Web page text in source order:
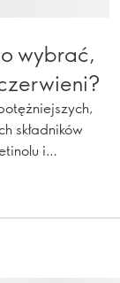
wybrać,
składników
i
cenę, jeśli
dyskomfort.